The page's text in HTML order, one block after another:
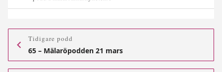
Tidigare podd
65 – Mälaröpodden 21 mars